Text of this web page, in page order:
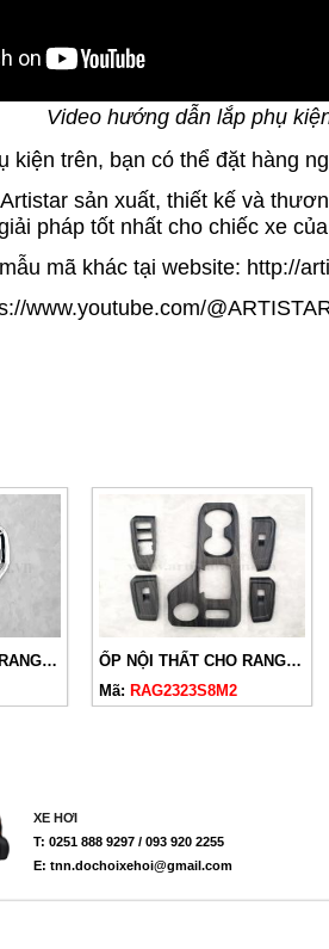
Video hướng dẫn lắp phụ
kiện trên, bạn có thể đặt hàng
sản xuất, thiết kế và
pháp tốt nhất cho chiếc xe
mã khác tại website: http://
www.youtube.com/
ỐP MANG CÁ CHO RANGER 2023, EVEREST 2023
ỐP NỘI THẤT CHO RANGER XL, XLS, XLT 2023 VÂN ĐÁ NHÁM
Mã: RAG2323S8M2
XE HƠI
T: 0251 888 9297 / 093 920 2255
E: tnn.dochoixehoi@gmail.com